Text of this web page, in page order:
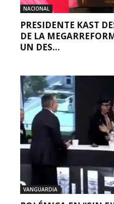
NACIONAL
PRESIDENTE KAST
DE LA
UN DES...
VANGUARDIA